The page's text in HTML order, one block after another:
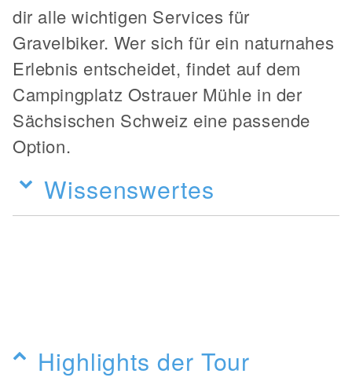
dir alle wichtigen Services für
Gravelbiker. Wer sich für ein naturnahes
Erlebnis entscheidet, findet auf dem
Campingplatz Ostrauer Mühle in der
Sächsischen Schweiz eine passende
Option.
Wissenswertes
Highlights der Tour